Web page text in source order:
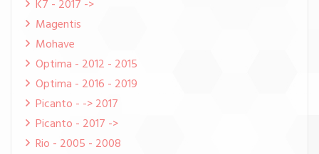
K7 - 2017 ->
Magentis
Mohave
Optima - 2012 - 2015
Optima - 2016 - 2019
Picanto - -> 2017
Picanto - 2017 ->
Rio - 2005 - 2008